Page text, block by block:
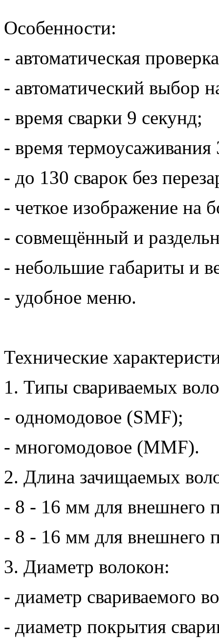
Особенности:
- автоматическая
- автоматический выбор
- время сварки 9 секунд;
- время термоусаживания
- до 130 сварок без
- четкое изображение
- совмещённый и
- небольшие габариты и
- удобное меню.
Технические
1. Типы свариваемых
- одномодовое (SMF);
- многомодовое (MMF).
2. Длина зачищаемых
- 8 - 16 мм для внешнего
- 8 - 16 мм для внешнего
3. Диаметр волокон:
- диаметр свариваемого
- диаметр покрытия